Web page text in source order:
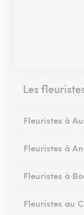
Les
Fleuristes à
Fleuristes à
Fleuristes à
Fleuristes au